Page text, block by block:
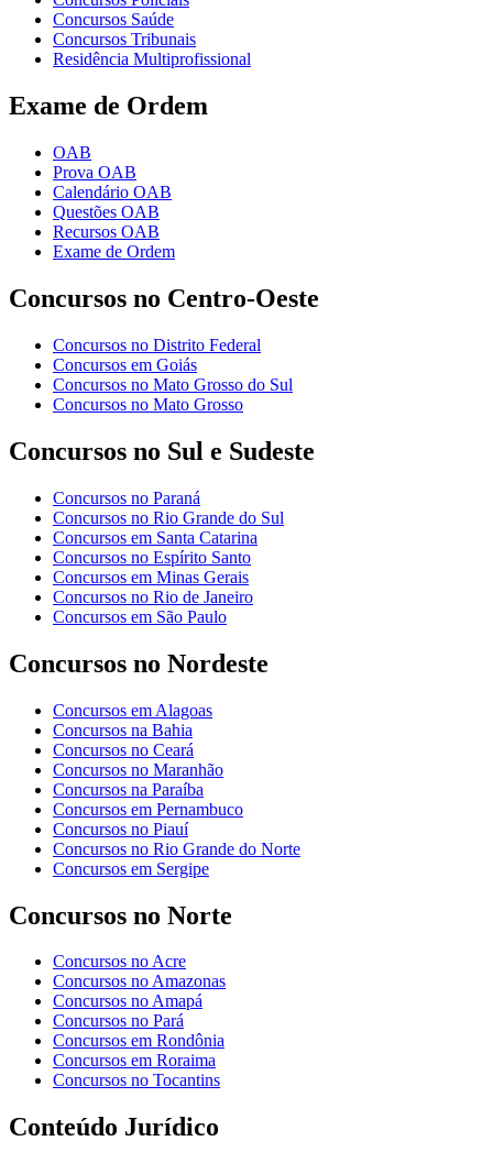
Concursos Saúde
Concursos Tribunais
Residência Multiprofissional
Exame de Ordem
OAB
Prova OAB
Calendário OAB
Questões OAB
Recursos OAB
Exame de Ordem
Concursos no Centro-Oeste
Concursos no Distrito Federal
Concursos em Goiás
Concursos no Mato Grosso do Sul
Concursos no Mato Grosso
Concursos no Sul e Sudeste
Concursos no Paraná
Concursos no Rio Grande do Sul
Concursos em Santa Catarina
Concursos no Espírito Santo
Concursos em Minas Gerais
Concursos no Rio de Janeiro
Concursos em São Paulo
Concursos no Nordeste
Concursos em Alagoas
Concursos na Bahia
Concursos no Ceará
Concursos no Maranhão
Concursos na Paraíba
Concursos em Pernambuco
Concursos no Piauí
Concursos no Rio Grande do Norte
Concursos em Sergipe
Concursos no Norte
Concursos no Acre
Concursos no Amazonas
Concursos no Amapá
Concursos no Pará
Concursos em Rondônia
Concursos em Roraima
Concursos no Tocantins
Conteúdo Jurídico